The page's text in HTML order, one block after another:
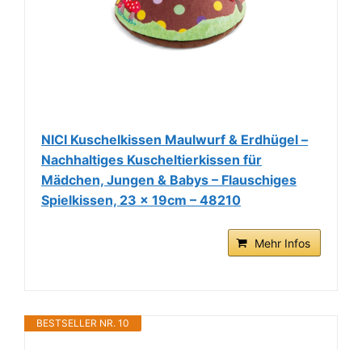
NICI Kuschelkissen Maulwurf & Erdhügel –
Nachhaltiges Kuscheltierkissen für
Mädchen, Jungen & Babys – Flauschiges
Spielkissen, 23 x 19cm – 48210
Mehr Infos
BESTSELLER NR. 10